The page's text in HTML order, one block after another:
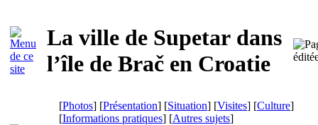
La ville de Supetar dans
l’île de Brač en Croatie
[Photos] [Présentation] [Situation] [Visites] [Culture]
[Informations pratiques] [Autres sujets]